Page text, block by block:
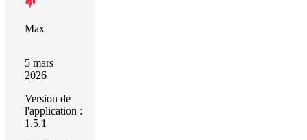
Max
5 mars
2026
Version de
l'application :
1.5.1